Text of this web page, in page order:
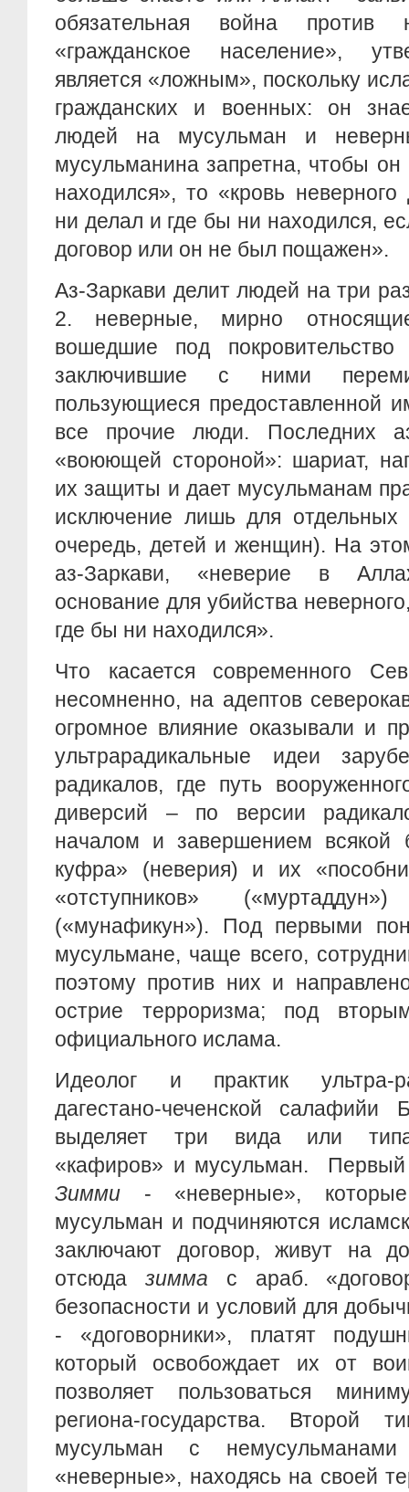
обязательная война против
«гражданское население»,
является «ложным», поскольку
гражданских и военных: он
людей на мусульман и
мусульманина запретна, чтобы
находился», то «кровь
ни делал и где бы ни находился,
договор или он не был пощажен».
Аз-Заркави делит людей на три
2. неверные, мирно
вошедшие под
заключившие с ними
пользующиеся предоставленной
все прочие люди. Последних
«воюющей стороной»: шариат,
их защиты и дает мусульманам
исключение лишь для отдельных
очередь, детей и женщин). На
аз-Заркави, «неверие в
основание для убийства
где бы ни находился».
Что касается современного
несомненно, на адептов
огромное влияние оказывали и
ультрарадикальные идеи
радикалов, где путь
диверсий – по версии
началом и завершением всякой
куфра» (неверия) и их
«отступников»
(«мунафикун»). Под первыми
мусульмане, чаще всего,
поэтому против них и
острие терроризма; под
официального ислама.
Идеолог и практик ультра-
дагестано-чеченской салафийи
выделяет три вида или типа
«кафиров» и мусульман.
Зимми - «неверные»,
мусульман и подчиняются
заключают договор, живут на
отсюда зимма с араб.
безопасности и условий для
- «договорники», платят
который освобождает их от
позволяет пользоваться
региона-государства. Второй
мусульман с
«неверные», находясь на своей